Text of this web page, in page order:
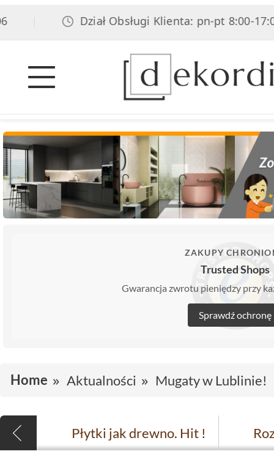
Dział Obsługi Klienta: pn-pt 8:00-17:00,
ZAKUPY
Trusted Shops
Gwarancja zwrotu pieniędzy przy
Sprawdź ochronę
Home Aktualności Mugaty w Lublinie!
Płytki jak drewno. Hit !